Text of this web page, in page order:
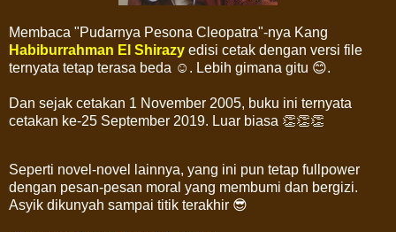
Membaca "Pudarnya Pesona Cleopatra"-nya Kang
Habiburrahman El Shirazy edisi cetak dengan versi file
ternyata tetap terasa beda ☺. Lebih gimana gitu 😊.
Dan sejak cetakan 1 November 2005, buku ini ternyata
cetakan ke-25 September 2019. Luar biasa 👏👏👏
Seperti novel-novel lainnya, yang ini pun tetap fullpower
dengan pesan-pesan moral yang membumi dan bergizi.
Asyik dikunyah sampai titik terakhir 😎